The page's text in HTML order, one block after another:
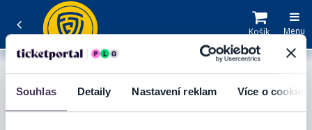
Souhlas Detaily Nastavení reklam Více o cookies
Menu
Košík
SPORT/FOTBAL
FC ZLÍN - FK DUKLA
PRAHA